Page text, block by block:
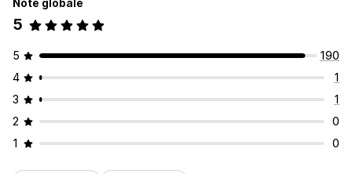
Recueil du consentement
Liste de collecte d’adresses e-mail
Liste de collecte de SMS Déclencheurs et règles
Automatisations Ciblage Géolocalisation Segmentation
Balisage
Analyses de données
Note globale
5
5
190
4
1
3
1
2
0
1
0